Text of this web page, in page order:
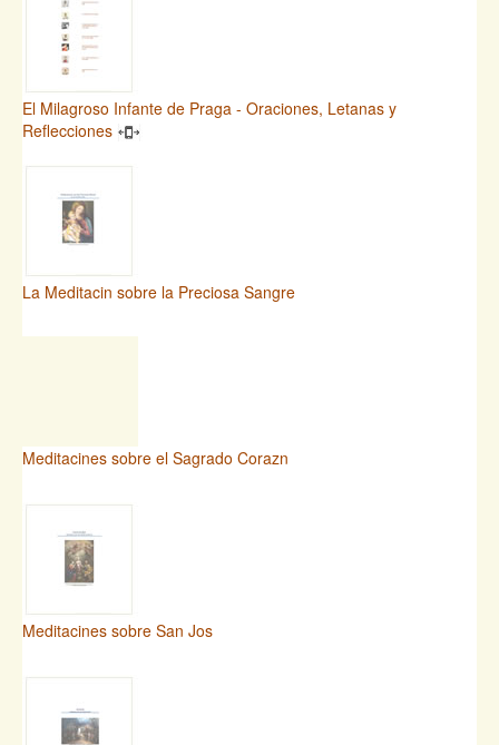
El Milagroso Infante de Praga - Oraciones, Letanas y
Reflecciones
La Meditacin sobre la Preciosa Sangre
Meditacines sobre el Sagrado Corazn
Meditacines sobre San Jos